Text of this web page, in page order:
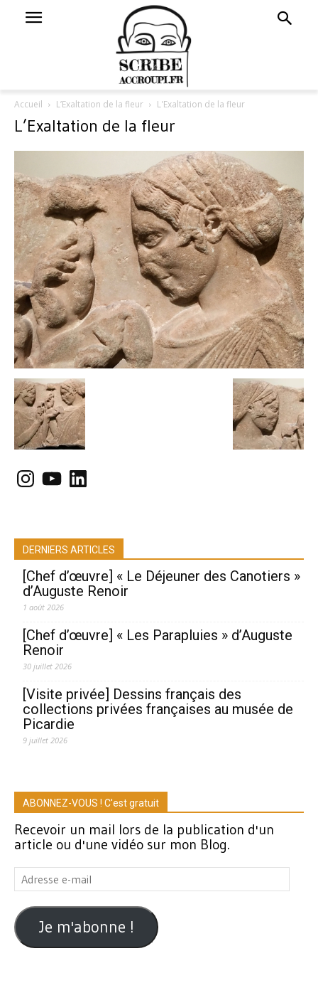
Accueil L’Exaltation de la fleur L'Exaltation de la fleur
L’Exaltation de la fleur
Instagram
YouTubeLinkedIn
DERNIERS ARTICLES
[Chef d’œuvre] « Le Déjeuner des Canotiers »
d’Auguste Renoir
1 août 2026
[Chef d’œuvre] « Les Parapluies » d’Auguste
Renoir
30 juillet 2026
[Visite privée] Dessins français des
collections privées françaises au musée de
Picardie
9 juillet 2026
ABONNEZ-VOUS ! C'est gratuit
Recevoir un mail lors de la publication d'un
article ou d'une vidéo sur mon Blog.
Adresse
e-
mail
Je m'abonne !